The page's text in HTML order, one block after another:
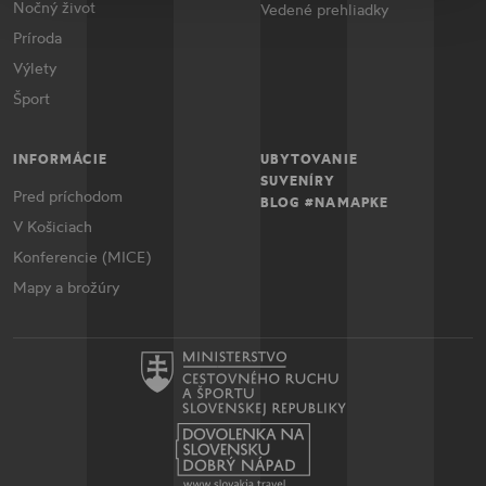
Nočný život
Príroda
Výlety
Šport
Vedené prehliadky
INFORMÁCIE
Pred príchodom
V Košiciach
Konferencie (MICE)
Mapy a brožúry
UBYTOVANIE
SUVENÍRY
BLOG #NAMAPKE